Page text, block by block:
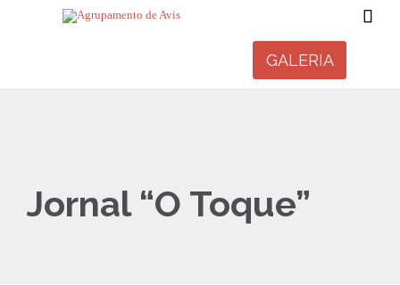

GALERIA
Jornal “O Toque”